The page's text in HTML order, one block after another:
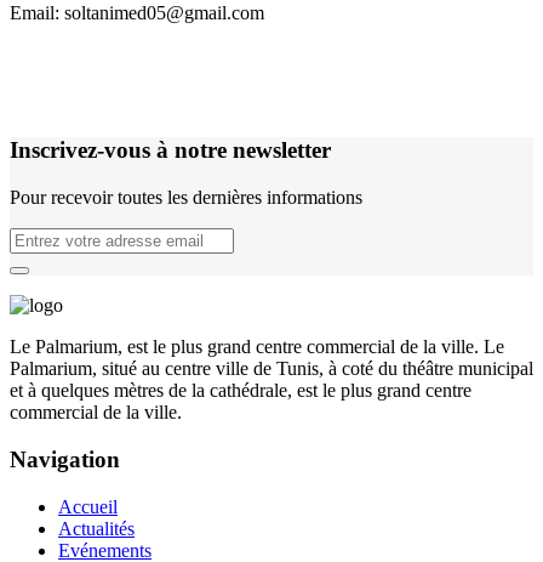
Email: soltanimed05@gmail.com
Inscrivez-vous à notre newsletter
Pour recevoir toutes les dernières informations
Le Palmarium, est le plus grand centre commercial de la ville. Le
Palmarium, situé au centre ville de Tunis, à coté du théâtre municipal
et à quelques mètres de la cathédrale, est le plus grand centre
commercial de la ville.
Navigation
Accueil
Actualités
Evénements